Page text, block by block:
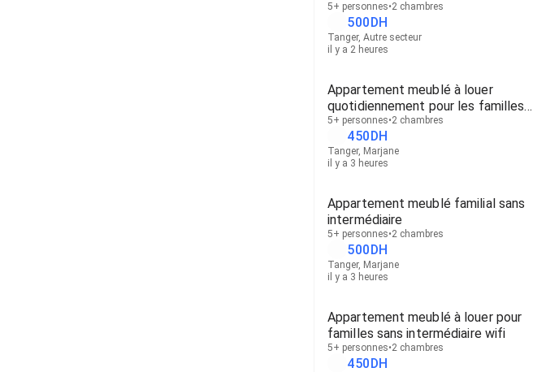
5+ personnes 2 chambres
500DH
Tanger, Autre secteur
il y a 2 heures
Appartement meublé à louer
quotidiennement pour les familles
sans intermédiaire
5+ personnes 2 chambres
450DH
Tanger, Marjane
il y a 3 heures
Appartement meublé familial sans
intermédiaire
5+ personnes 2 chambres
500DH
Tanger, Marjane
il y a 3 heures
Appartement meublé à louer pour
familles sans intermédiaire wifi
5+ personnes 2 chambres
450DH